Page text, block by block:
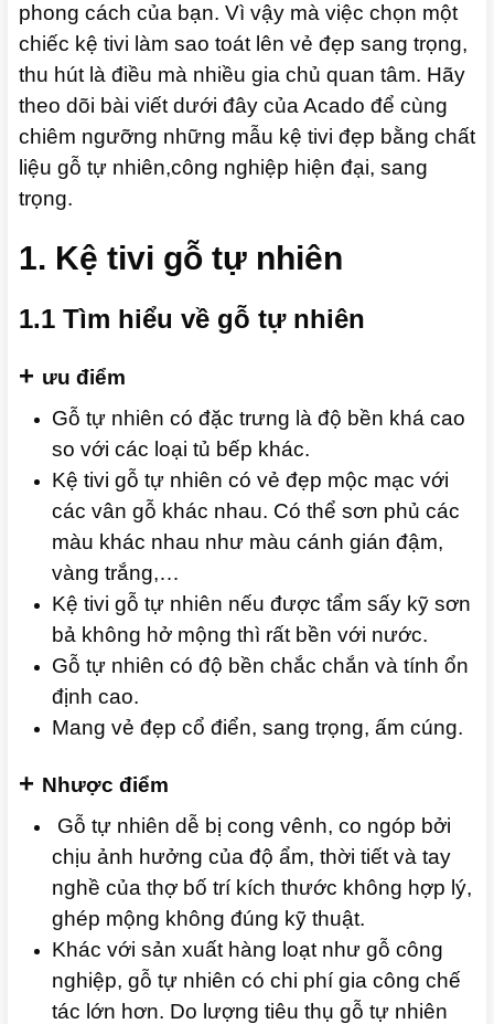
phong cách của bạn. Vì vậy mà việc chọn một
chiếc kệ tivi làm sao toát lên vẻ đẹp sang trọng,
thu hút là điều mà nhiều gia chủ quan tâm. Hãy
theo dõi bài viết dưới đây của Acado để cùng
chiêm ngưỡng những mẫu kệ tivi đẹp bằng chất
liệu gỗ tự nhiên,công nghiệp hiện đại, sang
trọng.
1. Kệ tivi gỗ tự nhiên
1.1 Tìm hiểu về gỗ tự nhiên
+ ưu điểm
Gỗ tự nhiên có đặc trưng là độ bền khá cao
so với các loại tủ bếp khác.
Kệ tivi gỗ tự nhiên có vẻ đẹp mộc mạc với
các vân gỗ khác nhau. Có thể sơn phủ các
màu khác nhau như màu cánh gián đậm,
vàng trắng,…
Kệ tivi gỗ tự nhiên nếu được tẩm sấy kỹ sơn
bả không hở mộng thì rất bền với nước.
Gỗ tự nhiên có độ bền chắc chắn và tính ổn
định cao.
Mang vẻ đẹp cổ điển, sang trọng, ấm cúng.
+ Nhược điểm
Gỗ tự nhiên dễ bị cong vênh, co ngóp bởi
chịu ảnh hưởng của độ ẩm, thời tiết và tay
nghề của thợ bố trí kích thước không hợp lý,
ghép mộng không đúng kỹ thuật.
Khác với sản xuất hàng loạt như gỗ công
nghiệp, gỗ tự nhiên có chi phí gia công chế
tác lớn hơn. Do lượng tiêu thụ gỗ tự nhiên